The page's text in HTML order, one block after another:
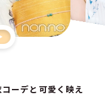
ーデと可愛く映え